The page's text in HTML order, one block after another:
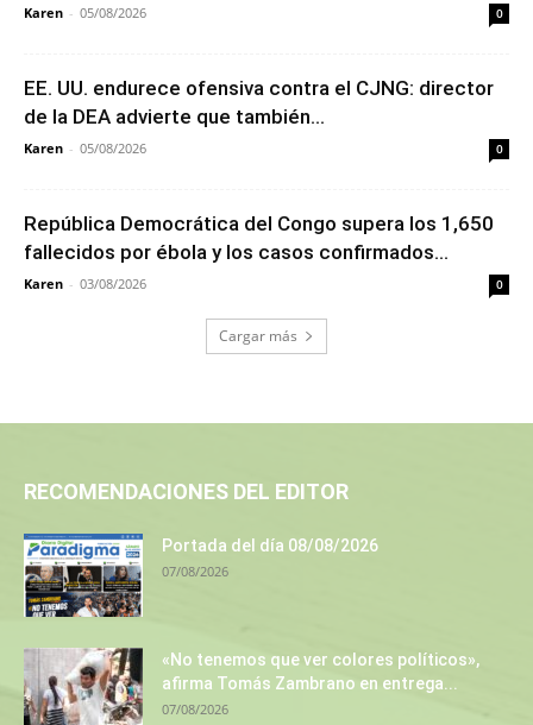
Karen - 05/08/2026 0
EE. UU. endurece ofensiva contra el CJNG: director
de la DEA advierte que también...
Karen - 05/08/2026 0
República Democrática del Congo supera los 1,650
fallecidos por ébola y los casos confirmados...
Karen - 03/08/2026 0
Cargar más
RECOMENDACIONES DEL EDITOR
Portada del día 08/08/2026
07/08/2026
«No tenemos que ver colores políticos»,
afirma Tomás Zambrano en entrega...
07/08/2026